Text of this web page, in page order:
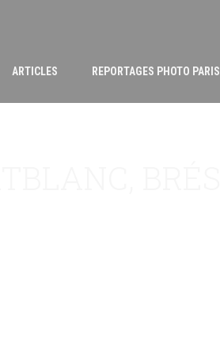
ARTICLES REPORTAGES PHOTO PARIS